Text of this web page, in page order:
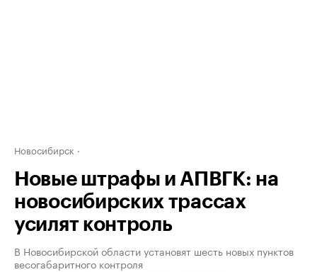
Новосибирск
Новые штрафы и АПВГК: на
новосибирских трассах
усилят контроль
В Новосибирской области установят шесть новых пунктов
весогабаритного контроля